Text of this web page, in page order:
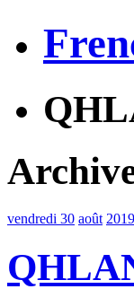
vendredi 30 août 2019